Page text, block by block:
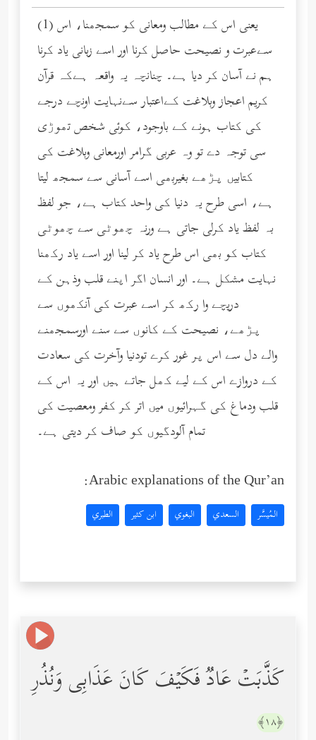
(1) یعنی اس کے مطالب ومعانی کو سمجھنا، اس
سےعبرت و نصیحت حاصل کرنا اور اسے زبانی یاد کرنا
ہم نے آسان کر دیا ہے۔ چنانچہ یہ واقعہ ہےکہ قرآن
کریم اعجاز وبلاغت کےاعتبار سےنہایت اونچے درجے
کی کتاب ہونے کے باوجود، کوئی شخص تھوڑی
سی توجہ دے تو وہ عربی گرامر اورمعانی وبلاغت کی
کتابیں پڑھے بغیربھی اسے آسانی سے سمجھ لیتا
ہے، اسی طرح یہ دنیا کی واحد کتاب ہے، جو لفظ
بہ لفظ یاد کرلی جاتی ہے ورنہ چھوٹی سے چھوٹی
کتاب کو بھی اس طرح یاد کر لینا اور اسے یاد رکھنا
نہایت مشکل ہے۔ اور انسان اگر اپنے قلب وذہن کے
دریچے وا رکھ کر اسے عبرت کی آنکھوں سے
پڑھے، نصیحت کے کانوں سے سنے اورسمجھنے
والے دل سے اس پر غور کرے تودنیا وآخرت کی سعادت
کے دروازے اس کے لیے کھل جاتے ہیں اور یہ اس کے
قلب ودماغ کی گہرائیوں میں اتر کر کفر ومعصیت کی
تمام آلودگیوں کو صاف کر دیتی ہے۔
Arabic explanations of the Qur’an:
المُيسَّر السعدي البغوي ابن كثير الطبري
كَذَّبَتۡ عَادࣱ فَكَیۡفَ كَانَ عَذَابِی وَنُذُرِ
﴿١٨﴾